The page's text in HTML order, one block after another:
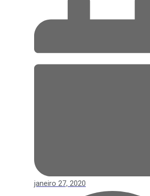
janeiro 27, 2020